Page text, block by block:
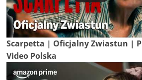
Scarpetta | Oficjalny Zwiastun |
Video Polska